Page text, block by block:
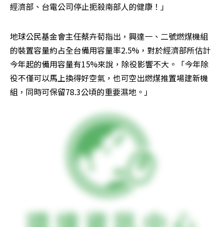
經濟部、台電公司停止扼殺南部人的健康！」
地球公民基金會主任蔡卉荀指出，興達一、二號燃煤機組
的裝置容量約占全台備用容量率2.5%，對於經濟部所估計
今年起的備用容量有15%來說，除役影響不大。「今年除
役不僅可以馬上換得好空氣，也可空出燃煤推置場建新機
組，同時可保留78.3公頃的重要濕地。」